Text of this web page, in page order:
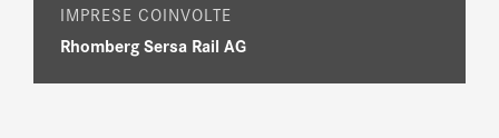
IMPRESE COINVOLTE
Rhomberg Sersa Rail AG